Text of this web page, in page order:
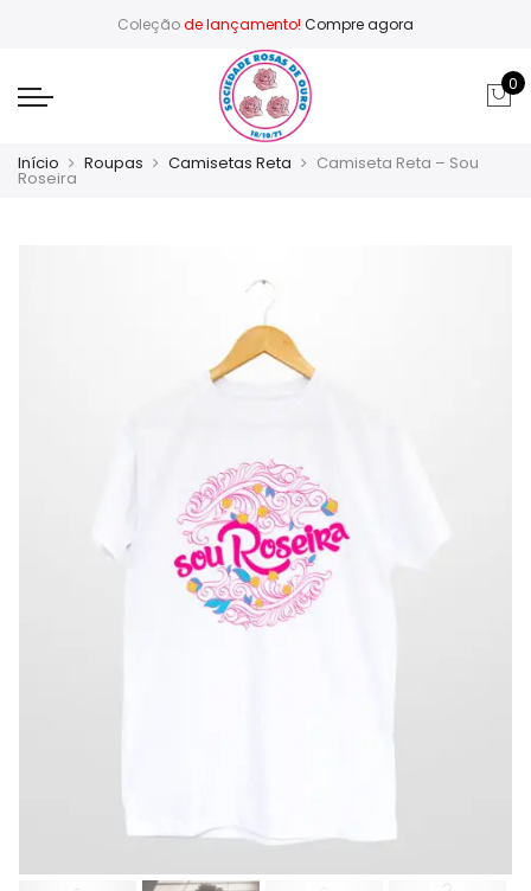
Coleçãode lançamento! Compre agora
0
Início Roupas Camisetas Reta Camiseta Reta – Sou
Roseira